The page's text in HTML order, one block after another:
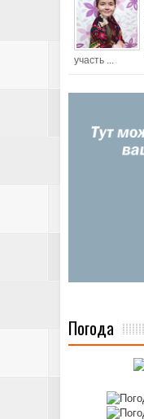
участь ...
Погода